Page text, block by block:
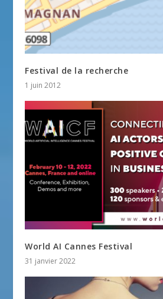
Festival de la recherche
1 juin 2012
World AI Cannes Festival
31 janvier 2022